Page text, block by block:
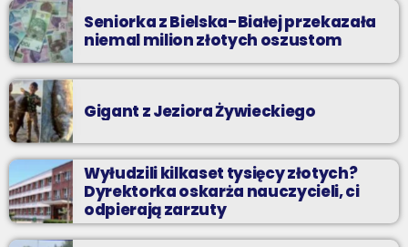
Seniorka z Bielska-Białej przekazała
niemal milion złotych oszustom
Gigant z Jeziora Żywieckiego
Wyłudzili kilkaset tysięcy złotych?
Dyrektorka oskarża nauczycieli, ci
odpierają zarzuty